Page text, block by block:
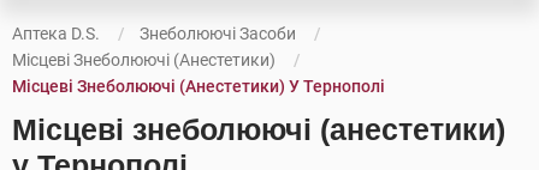
Аптека D.S.
Знеболюючі Засоби
Місцеві Знеболюючі (анестетики)
Місцеві Знеболюючі (анестетики) У Тернополі
Місцеві знеболюючі (анестетики)